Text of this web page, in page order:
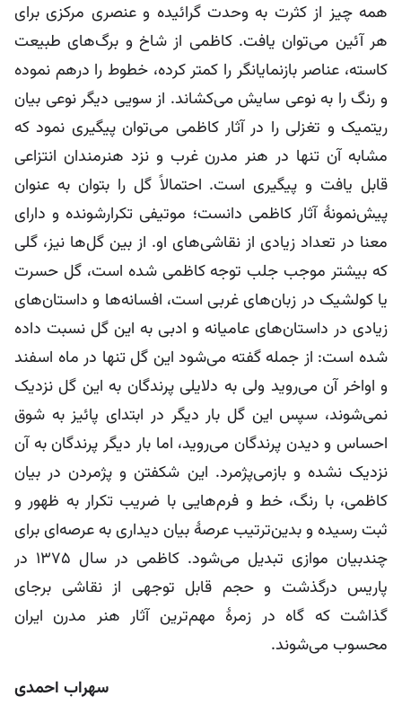
همه چیز از کثرت به وحدت گرائیده و عنصری مرکزی برای
هر آئین می‌توان یافت. کاظمی از شاخ و برگ‌های طبیعت
کاسته، عناصر بازنمایانگر را کمتر کرده، خطوط را درهم نموده
و رنگ را به نوعی سایش می‌کشاند. از سویی دیگر نوعی بیان
ریتمیک و تغزلی را در آثار کاظمی می‌توان پیگیری نمود که
مشابه آن تنها در هنر مدرن غرب و نزد هنرمندان انتزاعی
قابل یافت و پیگیری است. احتمالاً گل را بتوان به عنوان
پیش‌نمونۀ آثار کاظمی دانست؛ موتیفی تکرارشونده و دارای
معنا در تعداد زیادی از نقاشی‌های او. از بین گل‌ها نیز، گلی
که بیشتر موجب جلب توجه کاظمی شده است، گل حسرت
یا کولشیک در زبان‌های غربی است، افسانه‌ها و داستان‌های
زیادی در داستان‌های عامیانه و ادبی به این گل نسبت داده
شده است: از جمله گفته می‌شود این گل تنها در ماه اسفند
و اواخر آن می‌روید ولی به دلایلی پرندگان به این گل نزدیک
نمی‌شوند، سپس این گل بار دیگر در ابتدای پائیز به شوق
احساس و دیدن پرندگان می‌روید، اما بار دیگر پرندگان به آن
نزدیک نشده و بازمی‌پژمرد. این شکفتن و پژمردن در بیان
کاظمی، با رنگ، خط و فرم‌هایی با ضریب تکرار به ظهور و
ثبت رسیده و بدین‌ترتیب عرصۀ بیان دیداری به عرصه‌ای برای
چندبیان موازی تبدیل می‌شود. کاظمی در سال 1375 در
پاریس درگذشت و حجم قابل توجهی از نقاشی برجای
گذاشت که گاه در زمرۀ مهم‌ترین آثار هنر مدرن ایران
محسوب می‌شوند.
سهراب احمدی